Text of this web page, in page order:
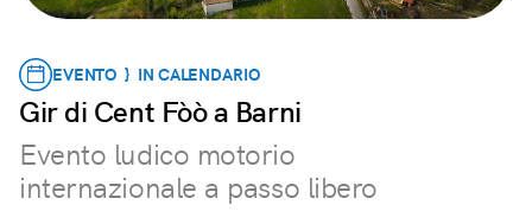
EVENTO } IN CALENDARIO
Gir di Cent Fòò a Barni
Evento ludico motorio
internazionale a passo libero